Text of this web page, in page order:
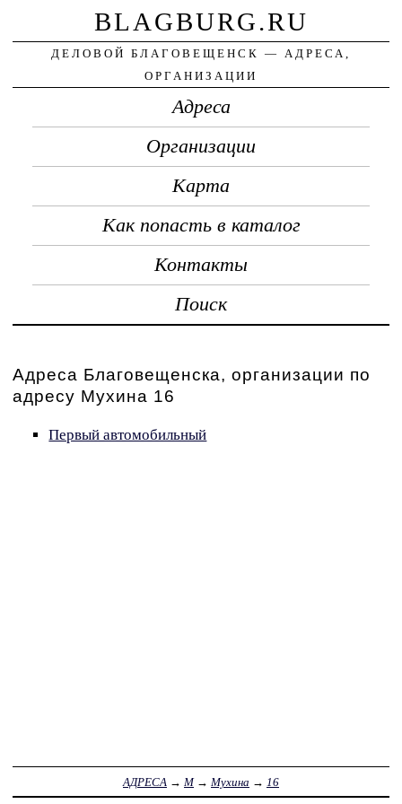
BLAGBURG.RU
ДЕЛОВОЙ БЛАГОВЕЩЕНСК — АДРЕСА,
ОРГАНИЗАЦИИ
Адреса
Организации
Карта
Как попасть в каталог
Контакты
Поиск
Адреса Благовещенска, организации по
адресу Мухина 16
Первый автомобильный
АДРЕСА → М→ Мухина → 16